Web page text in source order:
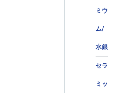
ミウ
ム/
水銀
セラ
ミッ